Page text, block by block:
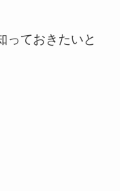
っておきたいと